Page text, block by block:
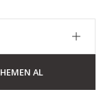
HEMEN AL